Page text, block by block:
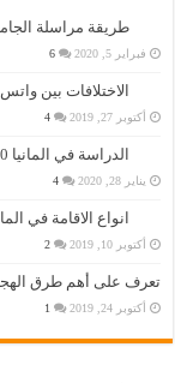
طريقة مراسلة
فبراير 5, 2020 6
الاختلافات بين
أكتوبر 27, 2019 4
الدراسة في المانيا 2020 واهم التفاصيل عنها
يناير 28, 2020 4
انواع الاقامة في
أكتوبر 10, 2019 2
تعرف على أهم طرق الهجرة
أكتوبر 24, 2019 1